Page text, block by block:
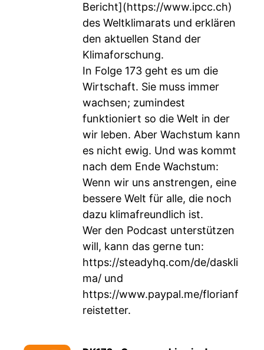
Bericht](https://www.ipcc.ch)
des Weltklimarats und erklären
den aktuellen Stand der
Klimaforschung.
In Folge 173 geht es um die
Wirtschaft. Sie muss immer
wachsen; zumindest
funktioniert so die Welt in der
wir leben. Aber Wachstum kann
es nicht ewig. Und was kommt
nach dem Ende Wachstum:
Wenn wir uns anstrengen, eine
bessere Welt für alle, die noch
dazu klimafreundlich ist.
Wer den Podcast unterstützen
will, kann das gerne tun:
https://steadyhq.com/de/daskli
ma/ und
https://www.paypal.me/florianf
reistetter.